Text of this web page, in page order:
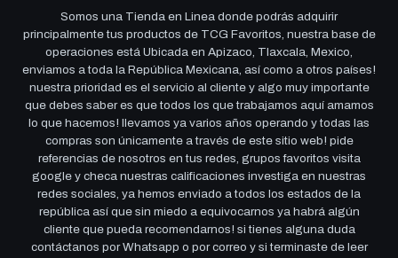
Somos una Tienda en Linea donde podrás adquirir
principalmente tus productos de TCG Favoritos, nuestra base de
operaciones está Ubicada en Apizaco, Tlaxcala, Mexico,
enviamos a toda la República Mexicana, así como a otros países!
nuestra prioridad es el servicio al cliente y algo muy importante
que debes saber es que todos los que trabajamos aquí amamos
lo que hacemos! llevamos ya varios años operando y todas las
compras son únicamente a través de este sitio web! pide
referencias de nosotros en tus redes, grupos favoritos visita
google y checa nuestras calificaciones investiga en nuestras
redes sociales, ya hemos enviado a todos los estados de la
república así que sin miedo a equivocarnos ya habrá algún
cliente que pueda recomendarnos! si tienes alguna duda
contáctanos por Whatsapp o por correo y si terminaste de leer